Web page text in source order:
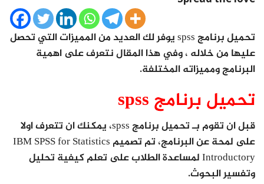
تحميل برنامج spss يوفر لك العديد من المميزات التي تحصل
عليها من خلاله ، وفي هذا المقال نتعرف على اهمية
البرنامج ومميزاته المختلفة.
تحميل برنامج spss
قبل ان تقوم بـ تحميل برنامج spss، يمكنك ان تتعرف اولا
على لمحة عن البرنامج، تم تصميم IBM SPSS for Statistics
Introductory لمساعدة الطلاب على تعلم كيفية تحليل
وتفسير البحوث.